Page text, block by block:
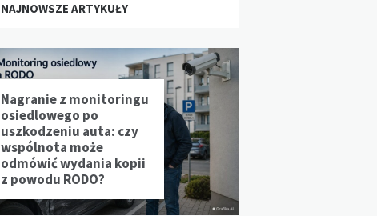
NAJNOWSZE ARTYKUŁY
Nagranie z monitoringu
osiedlowego po
uszkodzeniu auta: czy
wspólnota może
odmówić wydania kopii
z powodu RODO?